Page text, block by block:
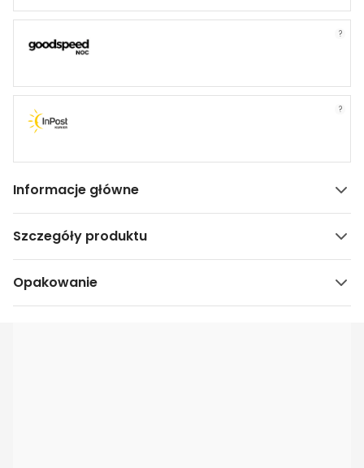
?
?
Informacje główne
Szczegóły produktu
Opakowanie